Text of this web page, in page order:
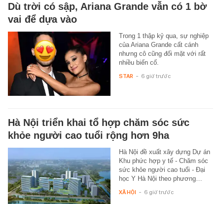
Dù trời có sập, Ariana Grande vẫn có 1 bờ
vai để dựa vào
Trong 1 thập kỷ qua, sự nghiệp
của Ariana Grande cất cánh
nhưng cô cũng đối mặt với rất
nhiều biến cố.
STAR - 6 giờ trước
Hà Nội triển khai tổ hợp chăm sóc sức
khỏe người cao tuổi rộng hơn 9ha
Hà Nội đề xuất xây dựng Dự án
Khu phức hợp y tế - Chăm sóc
sức khỏe người cao tuổi - Đại
học Y Hà Nội theo phương…
XÃ HỘI - 6 giờ trước